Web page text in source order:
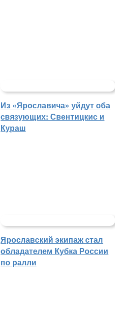
Из «Ярославича» уйдут оба
связующих: Свентицкис и
Кураш
Ярославский экипаж стал
обладателем Кубка России
по ралли